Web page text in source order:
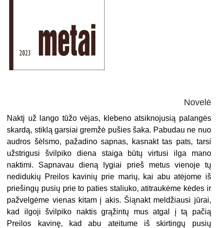
Novelė
Naktį už lango tūžo vėjas, klebeno atsiknojusią palangės
skardą, stiklą garsiai gremžė pušies šaka. Pabudau ne nuo
audros šėlsmo, pažadino sapnas, kasnakt tas pats, tarsi
užstrigusi švilpiko diena staiga būtų virtusi ilga mano
naktimi. Sapnavau dieną lygiai prieš metus vienoje tų
nedidukių Preilos kavinių prie marių, kai abu atėjome iš
priešingų pusių prie to paties staliuko, atitraukėme kėdes ir
pažvelgėme vienas kitam į akis. Šiąnakt meldžiausi jūrai,
kad ilgoji švilpiko naktis grąžintų mus atgal į tą pačią
Preilos kavinę, kad abu ateitume iš skirtingų pusių